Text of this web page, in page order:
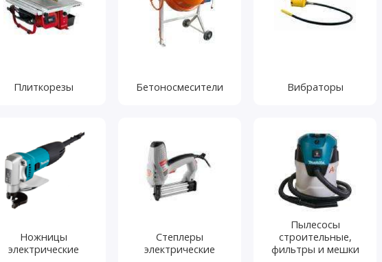
Плиткорезы Бетоносмесители Вибраторы
Ножницы
электрические
Степлеры
электрические
Пылесосы
строительные,
фильтры и мешки